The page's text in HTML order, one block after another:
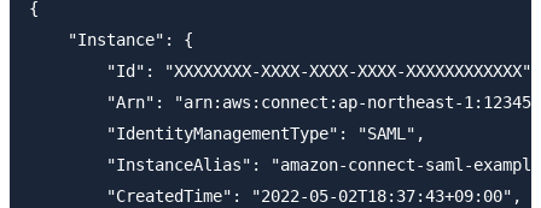
{
    "Instance": {
        "Id": "XXXXXXXX-XXXX-XXXX-XXXX-XXXXXXXXXXXX",
"Arn": "arn:aws:connect:ap-northeast-
        "IdentityManagementType": "SAML",
"InstanceAlias": "amazon-connect-saml-
        "CreatedTime": "2022-05-02T18:37:43+09:00",